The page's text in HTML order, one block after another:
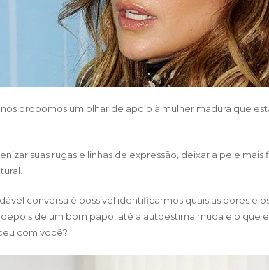
propomos um olhar de apoio à mulher madura que
suas rugas e linhas de expressão, deixar a pele
conversa é possível identificarmos quais as dores e
depois de um bom papo, até a autoestima muda e o que
com você?